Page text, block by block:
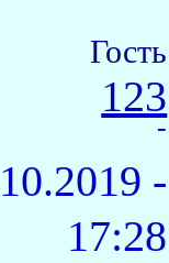
Гость
123
-
-
17:28